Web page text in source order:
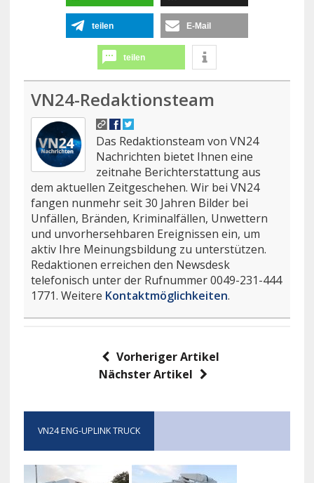
teilen E-Mail
teilen
VN24-Redaktionsteam
Das Redaktionsteam von VN24
Nachrichten bietet Ihnen eine
zeitnahe Berichterstattung aus
dem aktuellen Zeitgeschehen. Wir bei VN24
fangen nunmehr seit 30 Jahren Bilder bei
Unfällen, Bränden, Kriminalfällen, Unwettern
und unvorhersehbaren Ereignissen ein, um
aktiv Ihre Meinungsbildung zu unterstützen.
Redaktionen erreichen den Newsdesk
telefonisch unter der Rufnummer 0049-231-444
1771. Weitere Kontaktmöglichkeiten.
Vorheriger Artikel
Nächster Artikel
VN24 ENG-UPLINK TRUCK